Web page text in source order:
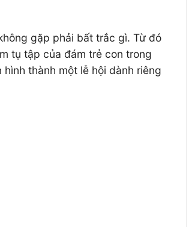
gặp phải bất trắc gì. Từ đó
tụ tập của đám trẻ con trong
thành một lễ hội dành riêng